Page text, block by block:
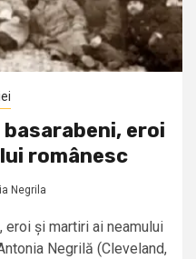
eroi
românesc
Negrila
eroi și martiri ai neamului
Negrilă (Cleveland,